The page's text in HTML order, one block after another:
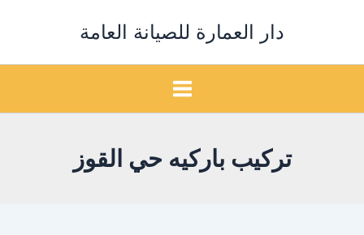
دار العمارة للصيانة العامة
تركيب باركيه حي القوز